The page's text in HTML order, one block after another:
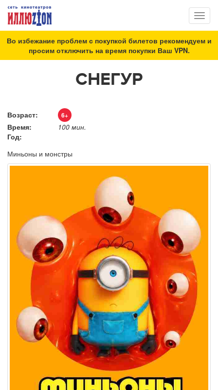
Во избежание проблем с покупкой билетов рекомендуем и
просим отключить на время покупки Ваш VPN.
СНЕГУР
Возраст: 6+
Время:
100 мин.
Год:
Миньоны и монстры